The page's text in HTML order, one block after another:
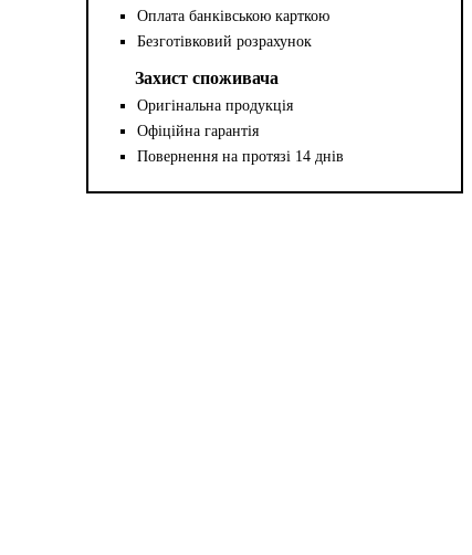
Оплата банківською карткою
Безготівковий розрахунок
Захист споживача
Оригінальна продукція
Офіційна гарантія
Повернення на протязі 14 днів